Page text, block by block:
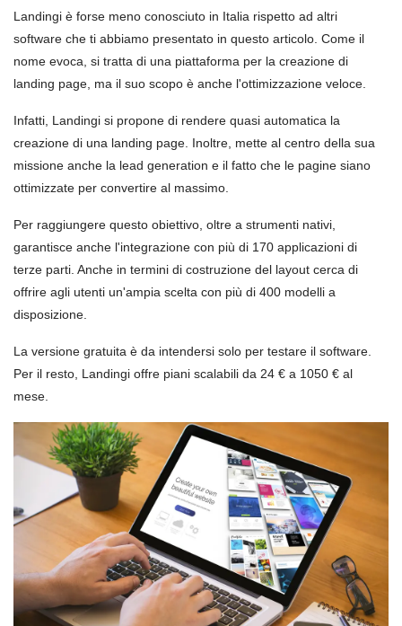
Landingi è forse meno conosciuto in Italia rispetto ad altri
software che ti abbiamo presentato in questo articolo. Come il
nome evoca, si tratta di una piattaforma per la creazione di
landing page, ma il suo scopo è anche l'ottimizzazione veloce.
Infatti, Landingi si propone di rendere quasi automatica la
creazione di una landing page. Inoltre, mette al centro della sua
missione anche la lead generation e il fatto che le pagine siano
ottimizzate per convertire al massimo.
Per raggiungere questo obiettivo, oltre a strumenti nativi,
garantisce anche l'integrazione con più di 170 applicazioni di
terze parti. Anche in termini di costruzione del layout cerca di
offrire agli utenti un'ampia scelta con più di 400 modelli a
disposizione.
La versione gratuita è da intendersi solo per testare il software.
Per il resto, Landingi offre piani scalabili da 24 € a 1050 € al
mese.